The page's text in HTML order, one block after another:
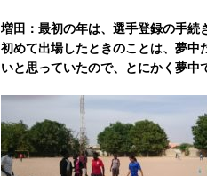
増田：最初の年は、選手登録の手続
初めて出場したときのことは、夢
いと思っていたので、とにかく夢中